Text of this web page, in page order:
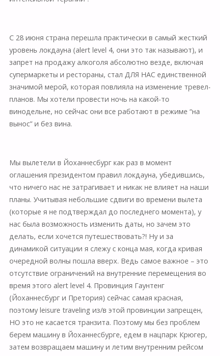
С 28 июня страна перешла практически в самый жесткий
уровень локдауна (alert level 4, они это так называют), и
запрет на продажу алкоголя абсолютно везде, включая
супермаркеты и рестораны, стал ДЛЯ НАС единственной
значимой мерой, которая повлияла на изменение тревел-
планов. Мы хотели провести ночь на какой-то
винодельне, но сейчас они все работают в режиме “на
вынос” и без вина.
Мы вылетели в Йоханнесбург как раз в момент
оглашения президентом правил локдауна, убедившись,
что ничего нас не затрагивает и никак не влияет на наши
планы. Учитывая небольшие сдвиги во времени вылета
(которые я не подтверждал до последнего момента), у
нас была возможность изменить даты, но зачем это
делать, если хочется путешествовать?! Ну и за
динамикой ситуации я слежу с конца мая, когда кривая
очередной волны пошла вверх. Ведь самое важное – это
отсутствие ограничений на внутренние перемещения во
время этого alert level 4. Провинция Гаунтенг
(Йоханнесбург и Претория) сейчас самая красная,
поэтому leisure traveling из/в этой провинции запрещен,
НО это не касается транзита. Поэтому мы без проблем
берем машину в Йоханнесбурге, едем в нацпарк Крюгер,
затем возвращаем машину и летим внутренним рейсом